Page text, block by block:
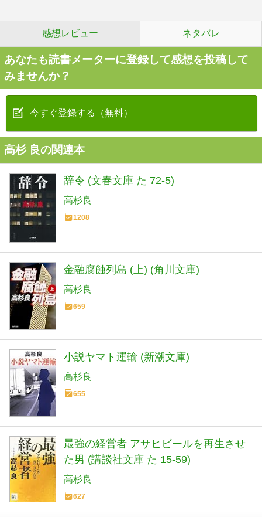
感想レビュー ネタバレ
あなたも読書メーターに登録して感想を投稿して
みませんか？
今すぐ登録する（無料）
高杉 良の関連本
辞令 (文春文庫 た 72-5)
高杉良
1208
金融腐蝕列島 (上) (角川文庫)
高杉良
659
小説ヤマト運輸 (新潮文庫)
高杉良
655
最強の経営者 アサヒビールを再生させ
た男 (講談社文庫 た 15-59)
高杉良
627